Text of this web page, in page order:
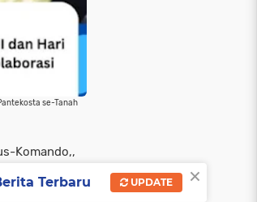
se-Tanah
Komando,,
Pentakosta
tahun
×
Terbaru UPDATE